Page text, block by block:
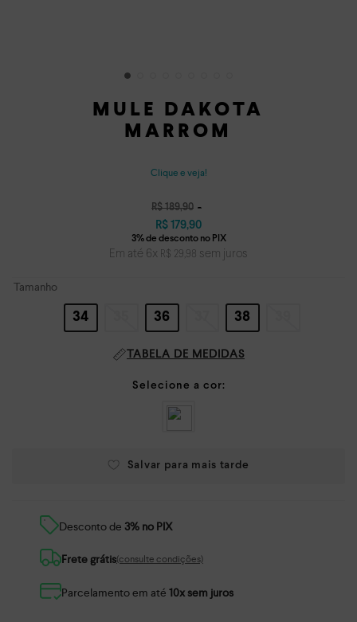
MULE DAKOTA
MARROM
Clique e veja!
R$ 189,90
R$ 179,90
Em até 6x R$ 29,98 sem juros
Tamanho
34 36 38
TABELA DE MEDIDAS
Desconto de 3% no PIX
Frete grátis(consulte condições)
Parcelamento em até 10x sem juros